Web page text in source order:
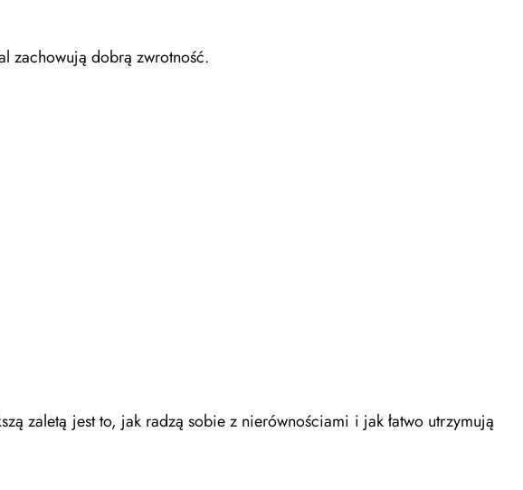
zachowują dobrą zwrotność.
zaletą jest to, jak radzą sobie z nierównościami i jak łatwo utrzymują